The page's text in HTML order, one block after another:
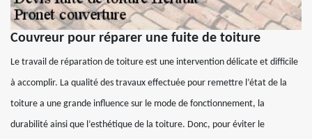
Couvreur pour réparer une fuite de toiture
Le travail de réparation de toiture est une intervention délicate et difficile
à accomplir. La qualité des travaux effectuée pour remettre l’état de la
toiture a une grande influence sur le mode de fonctionnement, la
durabilité ainsi que l’esthétique de la toiture. Donc, pour éviter le